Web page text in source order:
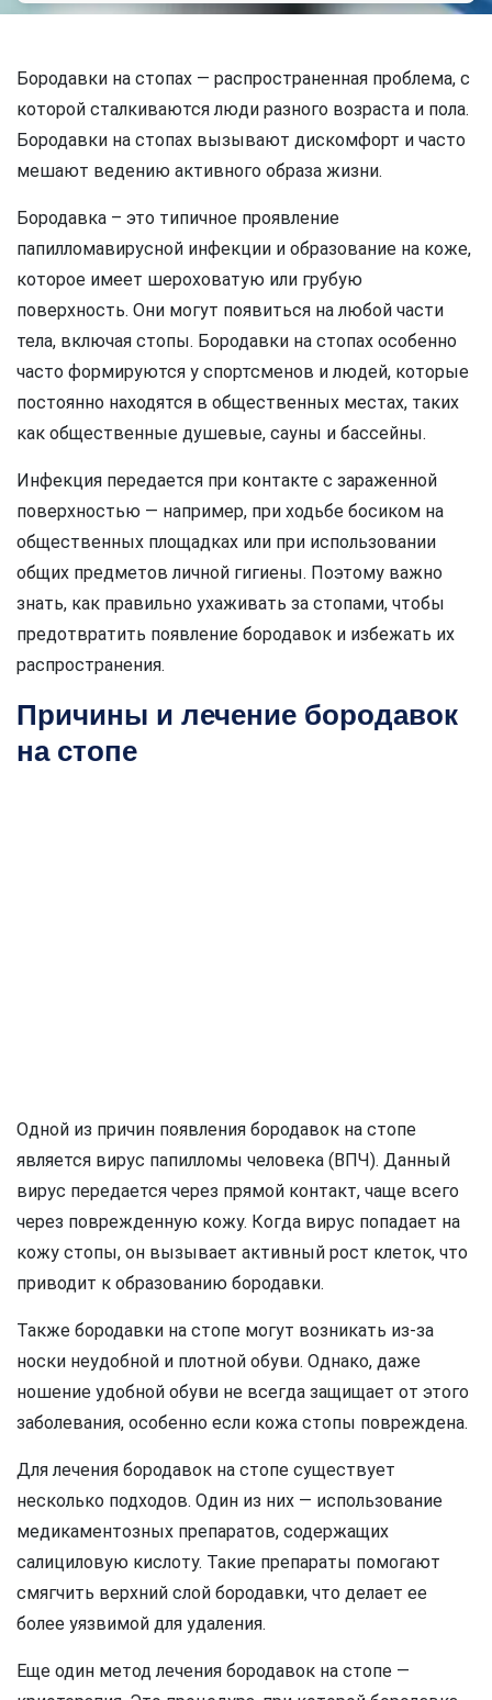
Бородавки на стопах — распространенная проблема, с
которой сталкиваются люди разного возраста и пола.
Бородавки на стопах вызывают дискомфорт и часто
мешают ведению активного образа жизни.
Бородавка – это типичное проявление
папилломавирусной инфекции и образование на коже,
которое имеет шероховатую или грубую
поверхность. Они могут появиться на любой части
тела, включая стопы. Бородавки на стопах особенно
часто формируются у спортсменов и людей, которые
постоянно находятся в общественных местах, таких
как общественные душевые, сауны и бассейны.
Инфекция передается при контакте с зараженной
поверхностью — например, при ходьбе босиком на
общественных площадках или при использовании
общих предметов личной гигиены. Поэтому важно
знать, как правильно ухаживать за стопами, чтобы
предотвратить появление бородавок и избежать их
распространения.
Причины и лечение бородавок
на стопе
Одной из причин появления бородавок на стопе
является вирус папилломы человека (ВПЧ). Данный
вирус передается через прямой контакт, чаще всего
через поврежденную кожу. Когда вирус попадает на
кожу стопы, он вызывает активный рост клеток, что
приводит к образованию бородавки.
Также бородавки на стопе могут возникать из-за
носки неудобной и плотной обуви. Однако, даже
ношение удобной обуви не всегда защищает от этого
заболевания, особенно если кожа стопы повреждена.
Для лечения бородавок на стопе существует
несколько подходов. Один из них — использование
медикаментозных препаратов, содержащих
салициловую кислоту. Такие препараты помогают
смягчить верхний слой бородавки, что делает ее
более уязвимой для удаления.
Еще один метод лечения бородавок на стопе —